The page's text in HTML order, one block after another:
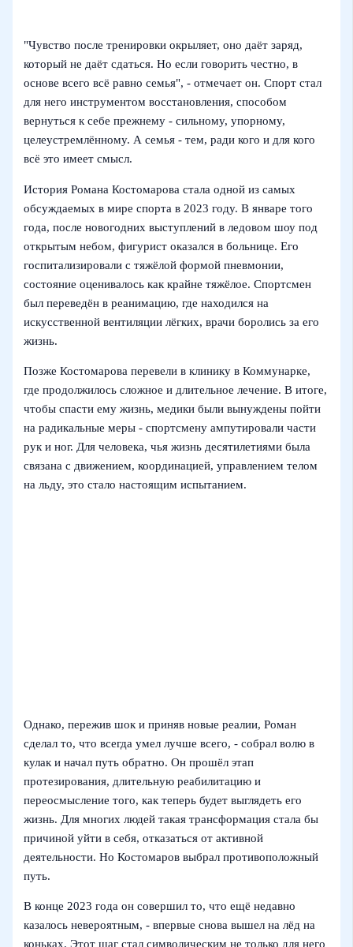
"Чувство после тренировки окрыляет, оно даёт заряд,
который не даёт сдаться. Но если говорить честно, в
основе всего всё равно семья", - отмечает он. Спорт стал
для него инструментом восстановления, способом
вернуться к себе прежнему - сильному, упорному,
целеустремлённому. А семья - тем, ради кого и для кого
всё это имеет смысл.
История Романа Костомарова стала одной из самых
обсуждаемых в мире спорта в 2023 году. В январе того
года, после новогодних выступлений в ледовом шоу под
открытым небом, фигурист оказался в больнице. Его
госпитализировали с тяжёлой формой пневмонии,
состояние оценивалось как крайне тяжёлое. Спортсмен
был переведён в реанимацию, где находился на
искусственной вентиляции лёгких, врачи боролись за его
жизнь.
Позже Костомарова перевели в клинику в Коммунарке,
где продолжилось сложное и длительное лечение. В итоге,
чтобы спасти ему жизнь, медики были вынуждены пойти
на радикальные меры - спортсмену ампутировали части
рук и ног. Для человека, чья жизнь десятилетиями была
связана с движением, координацией, управлением телом
на льду, это стало настоящим испытанием.
Однако, пережив шок и приняв новые реалии, Роман
сделал то, что всегда умел лучше всего, - собрал волю в
кулак и начал путь обратно. Он прошёл этап
протезирования, длительную реабилитацию и
переосмысление того, как теперь будет выглядеть его
жизнь. Для многих людей такая трансформация стала бы
причиной уйти в себя, отказаться от активной
деятельности. Но Костомаров выбрал противоположный
путь.
В конце 2023 года он совершил то, что ещё недавно
казалось невероятным, - впервые снова вышел на лёд на
коньках. Этот шаг стал символическим не только для него